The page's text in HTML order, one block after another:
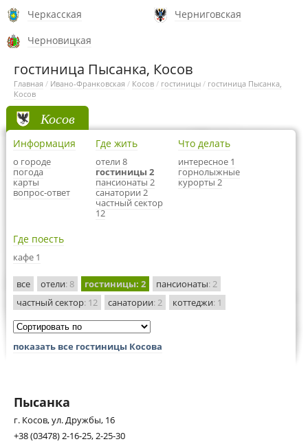
Черкасская
Черниговская
Черновицкая
гостиница Пысанка, Косов
Главная / Ивано-Франковская / Косов / гостиницы / гостиница Пысанка,
Косов
Косов
Информация
о городе
погода
карты
вопрос-ответ
Где жить
отели 8
гостиницы 2
пансионаты 2
санатории 2
частный сектор
12
Что делать
интересное 1
горнолыжные
курорты 2
Где поесть
кафе 1
все отели: 8 гостиницы: 2 пансионаты: 2
частный сектор: 12 санатории: 2 коттеджи: 1
показать все гостиницы Косова
Пысанка
г. Косов, ул. Дружбы, 16
+38 (03478) 2-16-25, 2-25-30